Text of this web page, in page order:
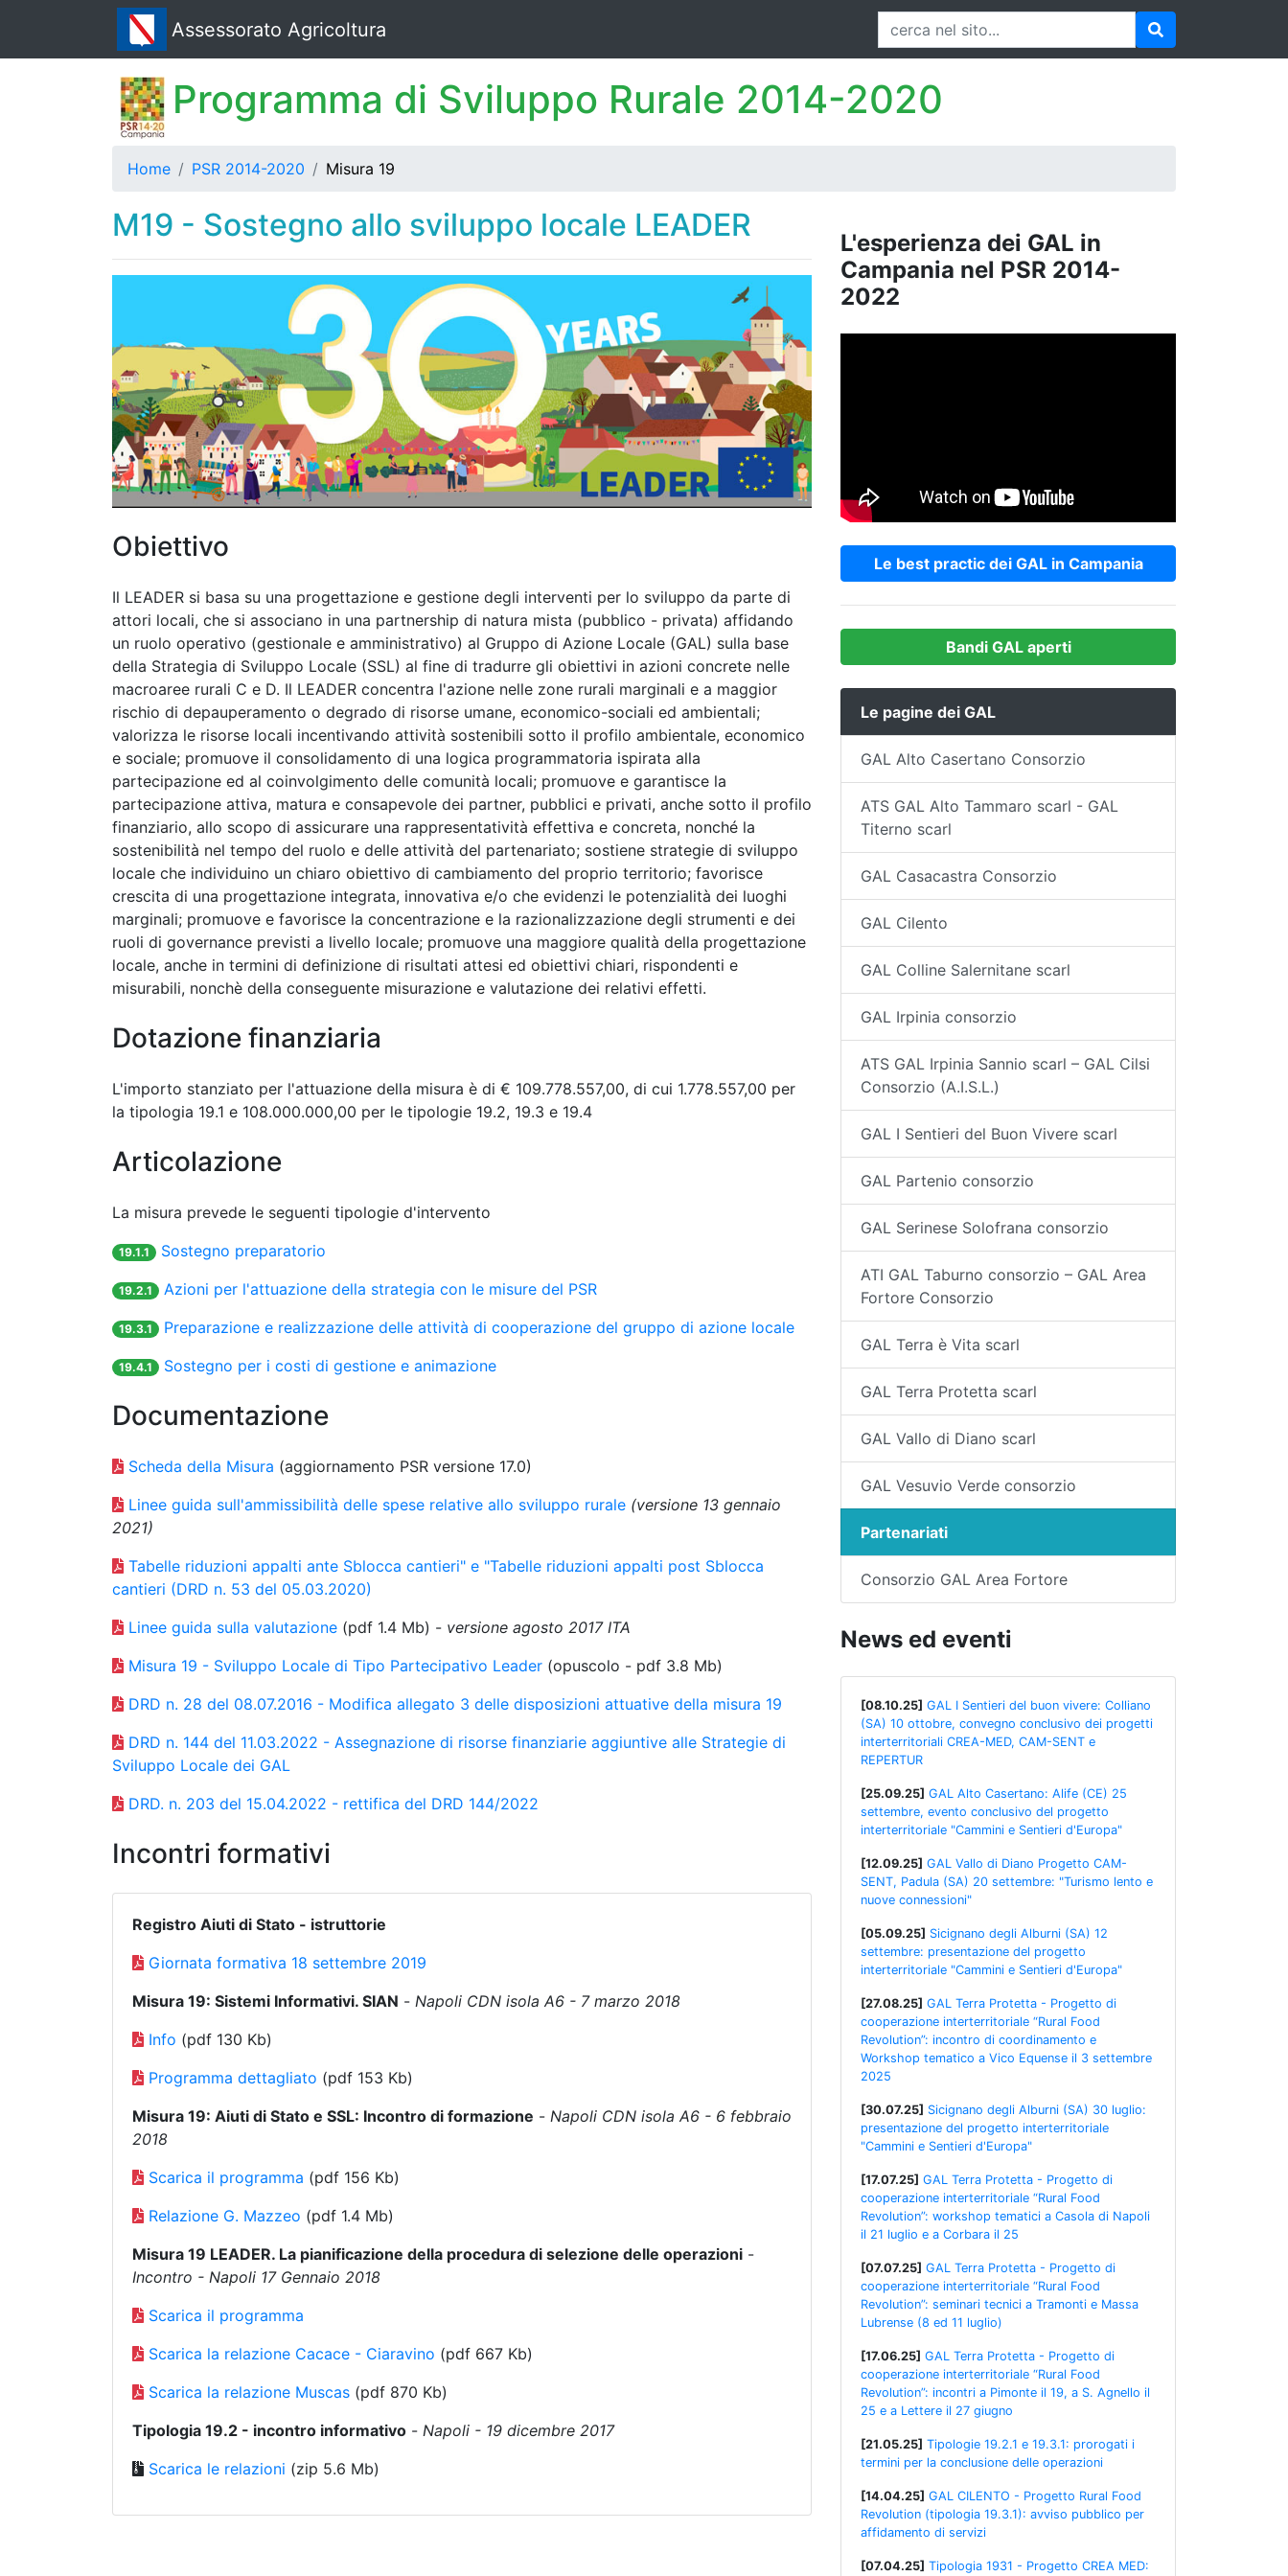
Assessorato Agricoltura
Programma di Sviluppo Rurale 2014-2020
Home PSR 2014-2020 Misura 19
M19 - Sostegno allo sviluppo locale LEADER
Obiettivo
Il LEADER si basa su una progettazione e gestione degli interventi per lo sviluppo da parte di
attori locali, che si associano in una partnership di natura mista (pubblico - privata) affidando
un ruolo operativo (gestionale e amministrativo) al Gruppo di Azione Locale (GAL) sulla base
della Strategia di Sviluppo Locale (SSL) al fine di tradurre gli obiettivi in azioni concrete nelle
macroaree rurali C e D. Il LEADER concentra l'azione nelle zone rurali marginali e a maggior
rischio di depauperamento o degrado di risorse umane, economico-sociali ed ambientali;
valorizza le risorse locali incentivando attività sostenibili sotto il profilo ambientale, economico
e sociale; promuove il consolidamento di una logica programmatoria ispirata alla
partecipazione ed al coinvolgimento delle comunità locali; promuove e garantisce la
partecipazione attiva, matura e consapevole dei partner, pubblici e privati, anche sotto il profilo
finanziario, allo scopo di assicurare una rappresentatività effettiva e concreta, nonché la
sostenibilità nel tempo del ruolo e delle attività del partenariato; sostiene strategie di sviluppo
locale che individuino un chiaro obiettivo di cambiamento del proprio territorio; favorisce
crescita di una progettazione integrata, innovativa e/o che evidenzi le potenzialità dei luoghi
marginali; promuove e favorisce la concentrazione e la razionalizzazione degli strumenti e dei
ruoli di governance previsti a livello locale; promuove una maggiore qualità della progettazione
locale, anche in termini di definizione di risultati attesi ed obiettivi chiari, rispondenti e
misurabili, nonchè della conseguente misurazione e valutazione dei relativi effetti.
Dotazione finanziaria
L'importo stanziato per l'attuazione della misura è di € 109.778.557,00, di cui 1.778.557,00 per
la tipologia 19.1 e 108.000.000,00 per le tipologie 19.2, 19.3 e 19.4
Articolazione
La misura prevede le seguenti tipologie d'intervento
19.1.1 Sostegno preparatorio
19.2.1 Azioni per l'attuazione della strategia con le misure del PSR
19.3.1 Preparazione e realizzazione delle attività di cooperazione del gruppo di azione locale
19.4.1 Sostegno per i costi di gestione e animazione
Documentazione
Scheda della Misura (aggiornamento PSR versione 17.0)
Linee guida sull'ammissibilità delle spese relative allo sviluppo rurale (versione 13 gennaio
2021)
Tabelle riduzioni appalti ante Sblocca cantieri" e "Tabelle riduzioni appalti post Sblocca
cantieri (DRD n. 53 del 05.03.2020)
Linee guida sulla valutazione (pdf 1.4 Mb) - versione agosto 2017 ITA
Misura 19 - Sviluppo Locale di Tipo Partecipativo Leader (opuscolo - pdf 3.8 Mb)
DRD n. 28 del 08.07.2016 - Modifica allegato 3 delle disposizioni attuative della misura 19
DRD n. 144 del 11.03.2022 - Assegnazione di risorse finanziarie aggiuntive alle Strategie di
Sviluppo Locale dei GAL
DRD. n. 203 del 15.04.2022 - rettifica del DRD 144/2022
Incontri formativi
Registro Aiuti di Stato - istruttorie
Giornata formativa 18 settembre 2019
Misura 19: Sistemi Informativi. SIAN - Napoli CDN isola A6 - 7 marzo 2018
Info (pdf 130 Kb)
Programma dettagliato (pdf 153 Kb)
Misura 19: Aiuti di Stato e SSL: Incontro di formazione - Napoli CDN isola A6 - 6 febbraio
2018
Scarica il programma (pdf 156 Kb)
Relazione G. Mazzeo (pdf 1.4 Mb)
Misura 19 LEADER. La pianificazione della procedura di selezione delle operazioni -
Incontro - Napoli 17 Gennaio 2018
Scarica il programma
Scarica la relazione Cacace - Ciaravino (pdf 667 Kb)
Scarica la relazione Muscas (pdf 870 Kb)
Tipologia 19.2 - incontro informativo - Napoli - 19 dicembre 2017
Scarica le relazioni (zip 5.6 Mb)
L'esperienza dei GAL in
Campania nel PSR 2014-
2022
Le best practic dei GAL in Campania
Bandi GAL aperti
Le pagine dei GAL
GAL Alto Casertano Consorzio
ATS GAL Alto Tammaro scarl - GAL
Titerno scarl
GAL Casacastra Consorzio
GAL Cilento
GAL Colline Salernitane scarl
GAL Irpinia consorzio
ATS GAL Irpinia Sannio scarl – GAL Cilsi
Consorzio (A.I.S.L.)
GAL I Sentieri del Buon Vivere scarl
GAL Partenio consorzio
GAL Serinese Solofrana consorzio
ATI GAL Taburno consorzio – GAL Area
Fortore Consorzio
GAL Terra è Vita scarl
GAL Terra Protetta scarl
GAL Vallo di Diano scarl
GAL Vesuvio Verde consorzio
Partenariati
Consorzio GAL Area Fortore
News ed eventi
[08.10.25] GAL I Sentieri del buon vivere: Colliano
(SA) 10 ottobre, convegno conclusivo dei progetti
interterritoriali CREA-MED, CAM-SENT e
REPERTUR
[25.09.25] GAL Alto Casertano: Alife (CE) 25
settembre, evento conclusivo del progetto
interterritoriale "Cammini e Sentieri d'Europa"
[12.09.25] GAL Vallo di Diano Progetto CAM-
SENT, Padula (SA) 20 settembre: "Turismo lento e
nuove connessioni"
[05.09.25] Sicignano degli Alburni (SA) 12
settembre: presentazione del progetto
interterritoriale "Cammini e Sentieri d'Europa"
[27.08.25] GAL Terra Protetta - Progetto di
cooperazione interterritoriale “Rural Food
Revolution”: incontro di coordinamento e
Workshop tematico a Vico Equense il 3 settembre
2025
[30.07.25] Sicignano degli Alburni (SA) 30 luglio:
presentazione del progetto interterritoriale
"Cammini e Sentieri d'Europa"
[17.07.25] GAL Terra Protetta - Progetto di
cooperazione interterritoriale “Rural Food
Revolution”: workshop tematici a Casola di Napoli
il 21 luglio e a Corbara il 25
[07.07.25] GAL Terra Protetta - Progetto di
cooperazione interterritoriale “Rural Food
Revolution”: seminari tecnici a Tramonti e Massa
Lubrense (8 ed 11 luglio)
[17.06.25] GAL Terra Protetta - Progetto di
cooperazione interterritoriale “Rural Food
Revolution”: incontri a Pimonte il 19, a S. Agnello il
25 e a Lettere il 27 giugno
[21.05.25] Tipologie 19.2.1 e 19.3.1: prorogati i
termini per la conclusione delle operazioni
[14.04.25] GAL CILENTO - Progetto Rural Food
Revolution (tipologia 19.3.1): avviso pubblico per
affidamento di servizi
[07.04.25] Tipologia 1931 - Progetto CREA MED: